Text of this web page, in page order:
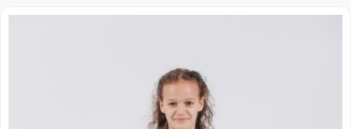
Распон
до
1,049.00 рсд